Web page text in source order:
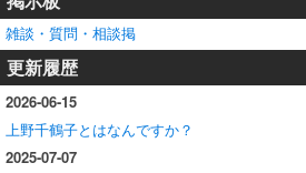
雑談・質問・相談掲
更新履歴
2026-06-15
上野千鶴子とはなんですか？
2025-07-07